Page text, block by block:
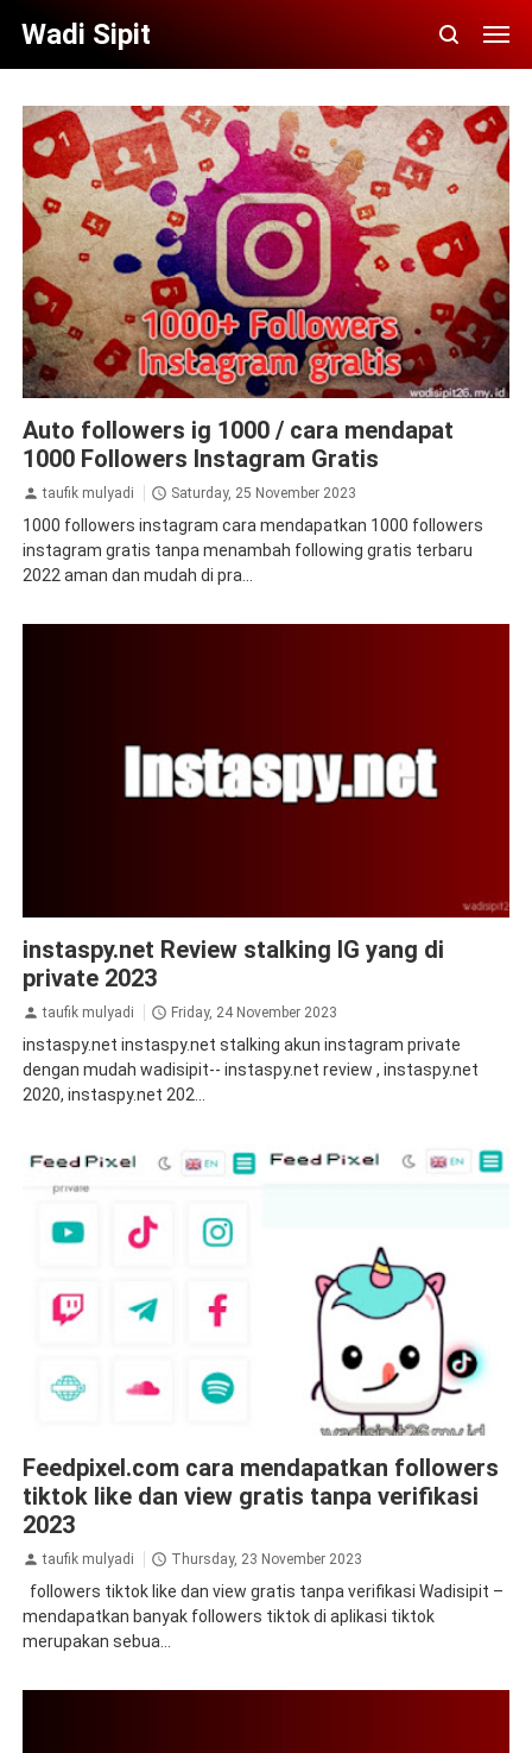
Wadi Sipit
instagram
followers followers instagram gratis followers
instagram instan instagram jasa followers instagram
Auto followers ig 1000 / cara mendapat
1000 Followers Instagram Gratis
taufik mulyadi Saturday, 25 November 2023
1000 followers instagram cara mendapatkan 1000 followers
instagram gratis tanpa menambah following gratis terbaru
2022 aman dan mudah di pra...
instaspy.net Review stalking IG yang di
private 2023
taufik mulyadi Friday, 24 November 2023
instaspy.net instaspy.net stalking akun instagram private
dengan mudah wadisipit-- instaspy.net review , instaspy.net
2020, instaspy.net 202...
Feedpixel.com cara mendapatkan followers
tiktok like dan view gratis tanpa verifikasi
2023
taufik mulyadi Thursday, 23 November 2023
followers tiktok like dan view gratis tanpa verifikasi Wadisipit –
mendapatkan banyak followers tiktok di aplikasi tiktok
merupakan sebua...